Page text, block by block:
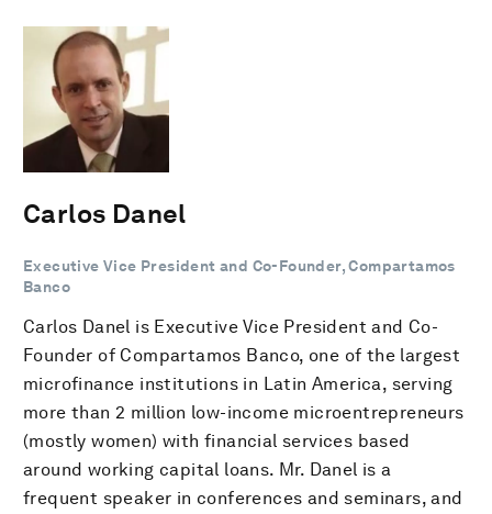
Carlos Danel
Executive Vice President and Co-Founder, Compartamos
Banco
Carlos Danel is Executive Vice President and Co-
Founder of Compartamos Banco, one of the largest
microfinance institutions in Latin America, serving
more than 2 million low-income microentrepreneurs
(mostly women) with financial services based
around working capital loans. Mr. Danel is a
frequent speaker in conferences and seminars, and